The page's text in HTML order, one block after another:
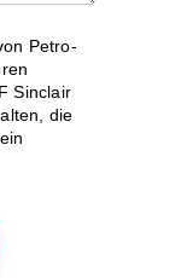
Petro-
Sinclair
die